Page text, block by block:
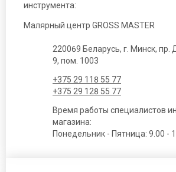
инструмента:
Малярный центр GROSS MASTER
220069 Беларусь, г. Минск, пр.
9, пом. 1003
+375 29 118 55 77
+375 29 128 55 77
Время работы специалистов
магазина:
Понедельник - Пятница: 9.00 -